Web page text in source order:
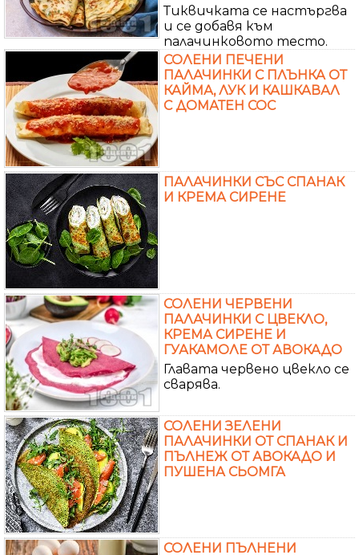
Тиквичката се настъргва
и се добавя към
палачинковото тесто.
СОЛЕНИ ПЕЧЕНИ
ПАЛАЧИНКИ С ПЛЪНКА ОТ
КАЙМА, ЛУК И КАШКАВАЛ
С ДОМАТЕН СОС
ПАЛАЧИНКИ СЪС СПАНАК
И КРЕМА СИРЕНЕ
СОЛЕНИ ЧЕРВЕНИ
ПАЛАЧИНКИ С ЦВЕКЛО,
КРЕМА СИРЕНЕ И
ГУАКАМОЛЕ ОТ АВОКАДО
Главата червено цвекло се
сварява.
СОЛЕНИ ЗЕЛЕНИ
ПАЛАЧИНКИ ОТ СПАНАК И
ПЪЛНЕЖ ОТ АВОКАДО И
ПУШЕНА СЬОМГА
СОЛЕНИ ПЪЛНЕНИ